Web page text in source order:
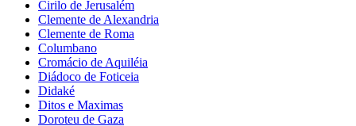
Cirilo de Jerusalém
Clemente de Alexandria
Clemente de Roma
Columbano
Cromácio de Aquiléia
Diádoco de Foticeia
Didaké
Ditos e Maximas
Doroteu de Gaza